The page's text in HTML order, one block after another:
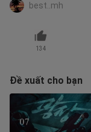
best..mh
134
Đề xuất cho bạn